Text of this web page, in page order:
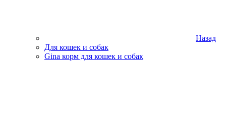
Назад
Для кошек и собак
Gina корм для кошек и собак